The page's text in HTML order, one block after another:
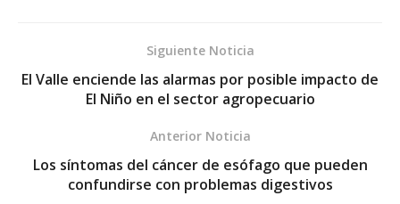
Siguiente Noticia
El Valle enciende las alarmas por posible impacto de
El Niño en el sector agropecuario
Anterior Noticia
Los síntomas del cáncer de esófago que pueden
confundirse con problemas digestivos